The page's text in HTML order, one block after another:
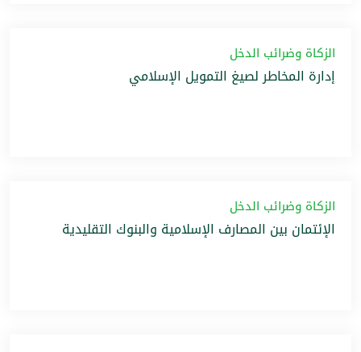
الزكاة وضرائب الدخل
إدارة المخاطر لصيغ التمويل الإسلامي
الزكاة وضرائب الدخل
الإئتمان بين المصارف الإسلامية والبنوك التقليدية